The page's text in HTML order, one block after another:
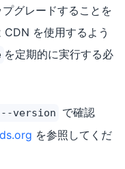
グレードすることを
CDN を使用するよう
を定期的に実行する必
--version
で確認
を参照してくだ